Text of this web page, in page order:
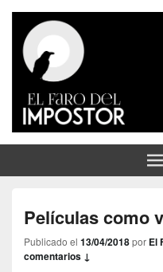
El Faro del
Películas como
Publicado el 13/04/2018por El
comentarios ↓